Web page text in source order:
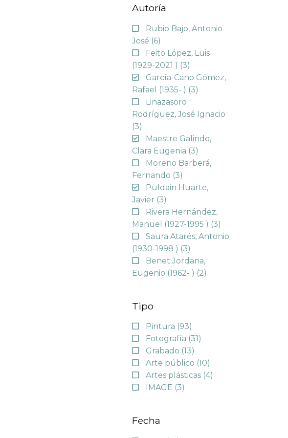
Autoría
Rubio Bajo, Antonio
José (6)
Feito López, Luis
(1929-2021 ) (3)
García-Cano Gómez,
Rafael (1935- ) (3)
Linazasoro
Rodríguez, José Ignacio
(3)
Maestre Galindo,
Clara Eugenia (3)
Moreno Barberá,
Fernando (3)
Puldain Huarte,
Javier (3)
Rivera Hernández,
Manuel (1927-1995 ) (3)
Saura Atarés, Antonio
(1930-1998 ) (3)
Benet Jordana,
Eugenio (1962- ) (2)
Tipo
Pintura (93)
Fotografía (31)
Grabado (13)
Arte público (10)
Artes plásticas (4)
IMAGE (3)
Fecha